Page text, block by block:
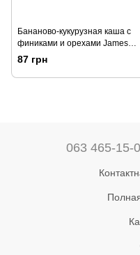
Бананово-кукурузная каша с
финиками и орехами James
Cook
87 грн
063 465-15-